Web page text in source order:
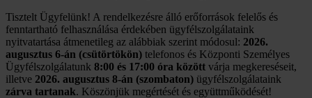
Tisztelt Ügyfelünk! A rendelkezésre álló erőforrások felelős és
fenntartható felhasználása érdekében ügyfélszolgálataink
nyitvatartása átmenetileg az alábbiak szerint módosul: 2026.
augusztus 6-án (csütörtökön) telefonos és Központi Személyes
Ügyfélszolgálatunk 8:00 és 17:00 óra között várja megkereséseit,
illetve 2026. augusztus 8-án (szombaton) ügyfélszolgálataink
zárva tartanak. Köszönjük megértését és együttműködését!